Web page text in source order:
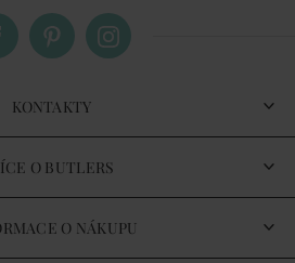
KONTAKTY
O BUTLERS
O NÁKUPU